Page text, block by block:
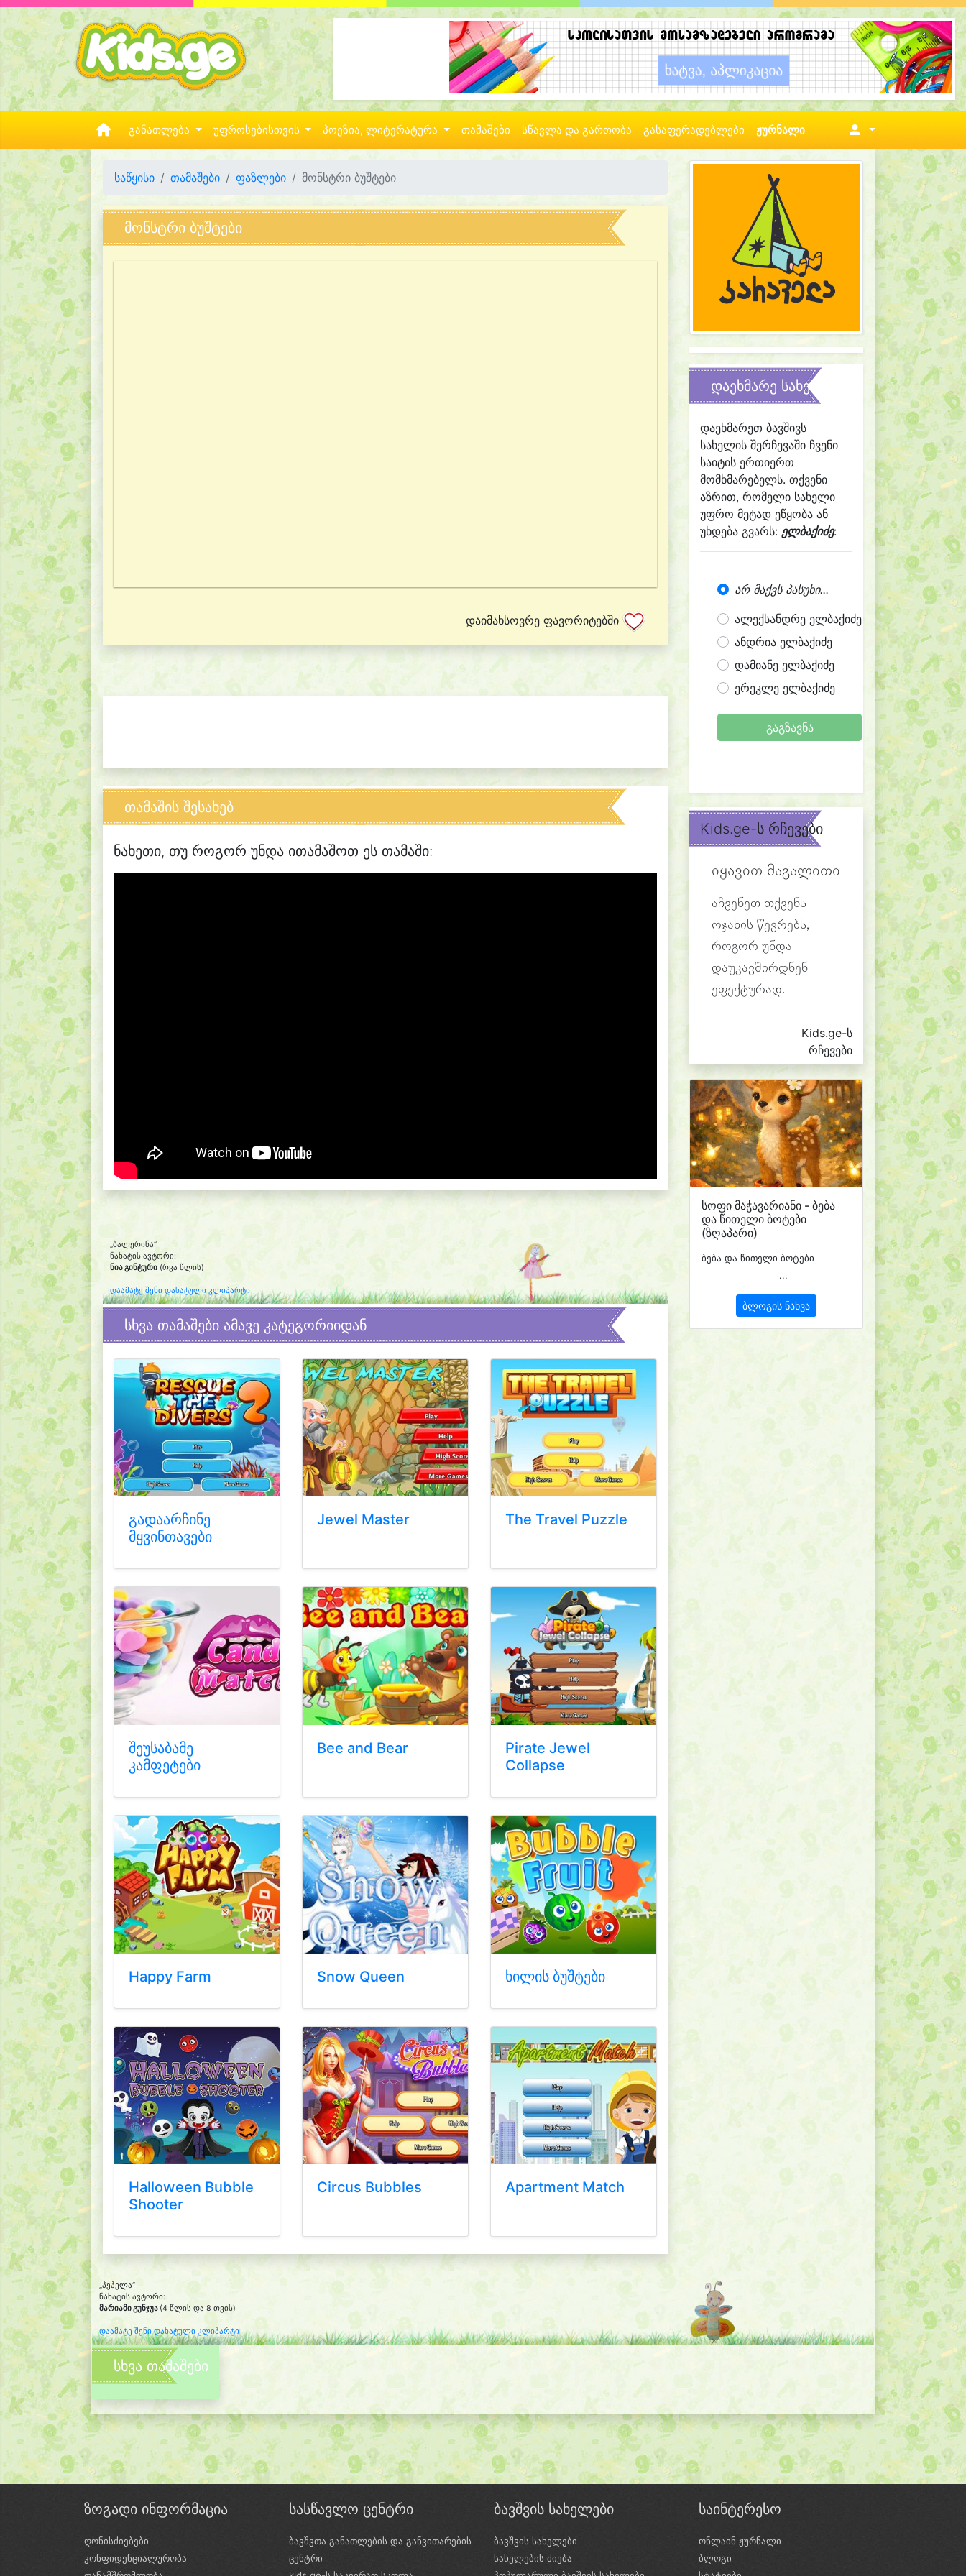
განათლება უფროსებისთვის პოეზია, ლიტერატურა თამაშები სწავლა და გართობა გასაფერადებლები ჟურნალი
საწყისი თამაშები ფაზლები მონსტრი ბუშტები
მონსტრი ბუშტები
დაიმახსოვრე ფავორიტებში
თამაშის შესახებ
ნახეთი, თუ როგორ უნდა ითამაშოთ ეს თამაში:
„ბალერინა“
ნახატის ავტორი:
ნია გინტური (რვა წლის)
დაამატე შენი დახატული კლიპარტი
სხვა თამაშები ამავე კატეგორიიდან
გადაარჩინე
მყვინთავები
Jewel Master The Travel Puzzle
შეუსაბამე
კამფეტები
Bee and Bear
Pirate Jewel
Collapse
Happy Farm Snow Queen ხილის ბუშტები
Halloween Bubble
Shooter
Circus Bubbles Apartment Match
დაეხმარე სახელის შერჩევაში
დაეხმარეთ ბავშივს
სახელის შერჩევაში ჩვენი
საიტის ერთიერთ
მომხმარებელს. თქვენი
აზრით, რომელი სახელი
უფრო მეტად ეწყობა ან
უხდება გვარს: ელბაქიძე:
არ მაქვს პასუხი...
ალექსანდრე ელბაქიძე
ანდრია ელბაქიძე
დამიანე ელბაქიძე
ერეკლე ელბაქიძე
გაგზავნა
Kids.ge-ს რჩევები
იყავით მაგალითი
აჩვენეთ თქვენს
ოჯახის წევრებს,
როგორ უნდა
დაუკავშირდნენ
ეფექტურად.
Kids.ge-ს
რჩევები
სოფი მაჭავარიანი - ბება
და წითელი ბოტები
(ზღაპარი)
ბება და წითელი ბოტები
...
ბლოგის ნახვა
„პეპელა“
ნახატის ავტორი:
მარიამი გუნჯუა (4 წლის და 8 თვის)
დაამატე შენი დახატული კლიპარტი
სხვა თამაშები
ზოგადი ინფორმაცია
ღონისძიებები
კონფიდენციალურობა
სასწავლო ცენტრი
ბავშვთა განათლების და განვითარების
ცენტრი
ბავშვის სახელები
ბავშვის სახელები
სახელების ძიება
საინტერესო
ონლაინ ჟურნალი
ბლოგი